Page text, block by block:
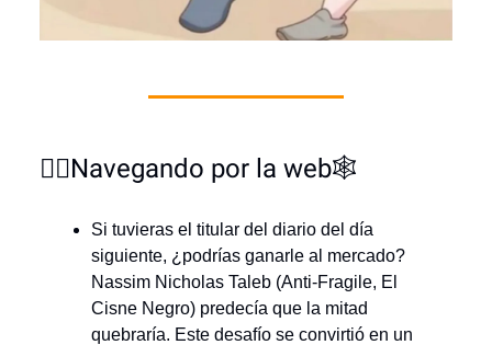
🏄‍♂️Navegando por la web🕸️
Si tuvieras el titular del diario del día
siguiente, ¿podrías ganarle al mercado?
Nassim Nicholas Taleb (Anti-Fragile, El
Cisne Negro) predecía que la mitad
quebraría. Este desafío se convirtió en un